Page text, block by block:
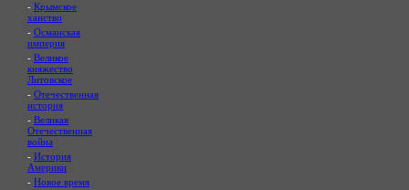
- Крымское
ханство
- Османская
империя
- Великое
княжество
Литовское
- Отечественная
история
- Великая
Отечественная
война
- История
Америки
- Новое время